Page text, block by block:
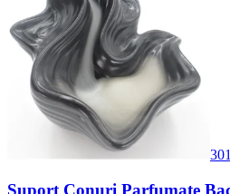
Suport Conuri Parfumate